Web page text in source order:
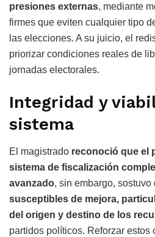
presiones externas, mediante
firmes que eviten cualquier tipo
las elecciones. A su juicio, el
priorizar condiciones reales de
jornadas electorales.
Integridad y
sistema
El magistrado reconoció que el
sistema de fiscalización
avanzado, sin embargo, sostuvo
susceptibles de mejora,
del origen y destino de los
partidos políticos. Reforzar estos